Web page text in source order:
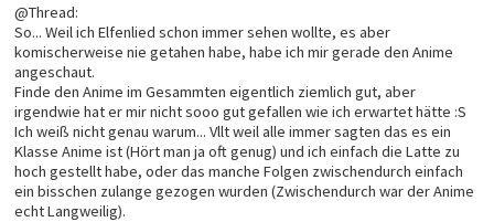
@Thread:
So... Weil ich Elfenlied schon immer sehen wollte, es aber
komischerweise nie getahen habe, habe ich mir gerade den Anime
angeschaut.
Finde den Anime im Gesammten eigentlich ziemlich gut, aber
irgendwie hat er mir nicht sooo gut gefallen wie ich erwartet hätte :S
Ich weiß nicht genau warum... Vllt weil alle immer sagten das es ein
Klasse Anime ist (Hört man ja oft genug) und ich einfach die Latte zu
hoch gestellt habe, oder das manche Folgen zwischendurch einfach
ein bisschen zulange gezogen wurden (Zwischendurch war der Anime
echt Langweilig).